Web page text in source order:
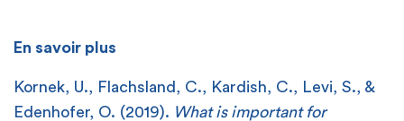
En savoir plus
Kornek, U., Flachsland, C., Kardish, C., Levi, S., &
Edenhofer, O. (2019). What is important for